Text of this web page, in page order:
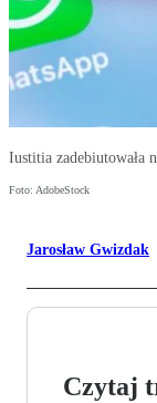
Iustitia zadebiutowała
Foto: AdobeStock
Jarosław Gwizdak
Czytaj